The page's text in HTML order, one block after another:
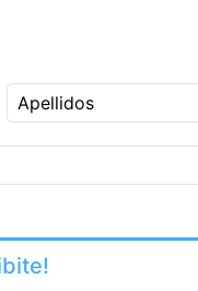
Apellidos